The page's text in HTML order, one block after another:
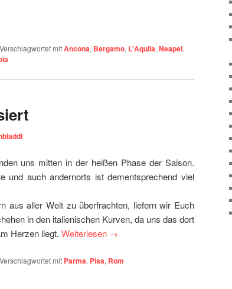
Verschlagwortet mitAncona, Bergamo, L'Aquila, Neapel,
uns mitten in der heißen Phase der Saison.
und auch andernorts ist dementsprechend viel
aus aller Welt zu überfrachten, liefern wir Euch
in den italienischen Kurven, da uns das dort
Herzen liegt. Weiterlesen →
Verschlagwortet mit Parma, Pisa, Rom